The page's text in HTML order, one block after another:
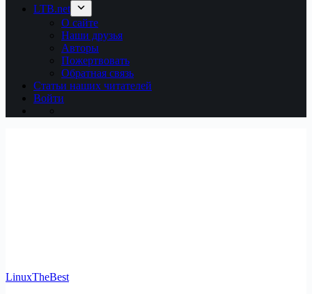
LTB.net
О сайте
Наши друзья
Авторы
Пожертвовать
Обратная связь
Статьи наших читателей
Войти
LinuxTheBest